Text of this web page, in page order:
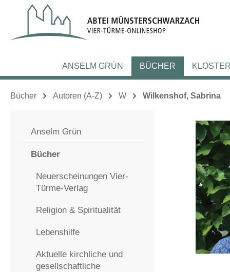
Hauptinhalt springen
Zur Suche springen
Zur Hauptnavigation springen
ANSELM GRÜN BÜCHER
Bücher Autoren (A-Z) W Wilkenshof, Sabrina
Anselm Grün
Bücher
Neuerscheinungen Vier-
Türme-Verlag
Religion & Spiritualität
Lebenshilfe
Aktuelle kirchliche und
gesellschaftliche